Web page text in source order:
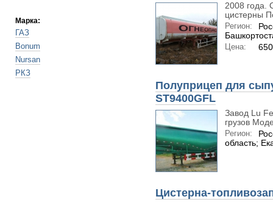
Марка:
ГАЗ
Bonum
Nursan
РКЗ
2008 года.
цистерны
Регион:
Цена:
Полуприцеп для
ST9400GFL
Завод Lu
грузов
Регион:
область;
Цистерна-